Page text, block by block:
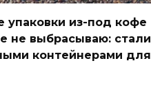
упаковки из-под кофе
не выбрасываю: стали
контейнерами для